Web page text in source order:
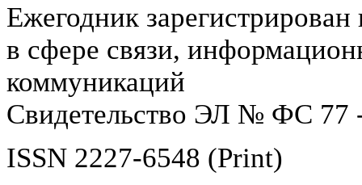
Ежегодник
в сфере связи,
коммуникаций
Свидетельство ЭЛ № ФС 77
ISSN 2227-6548 (Print)